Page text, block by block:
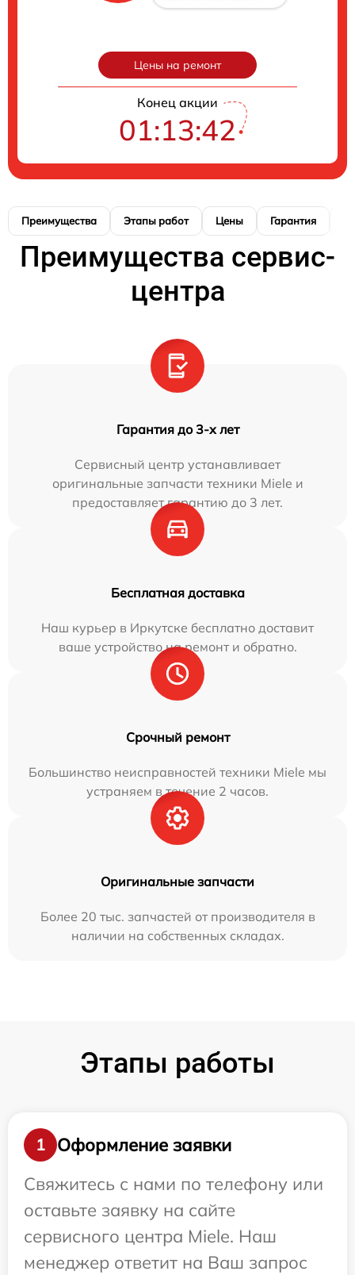
Цены на ремонт
Конец акции
01:13:41
Преимущества Этапы работ Цены Гарантия
Преимущества сервис-
центра
Гарантия до 3-х лет
Сервисный центр устанавливает
оригинальные запчасти техники Miele и
предоставляет гарантию до 3 лет.
Бесплатная доставка
Наш курьер в Иркутске бесплатно доставит
ваше устройство на ремонт и обратно.
Срочный ремонт
Большинство неисправностей техники Miele мы
устраняем в течение 2 часов.
Оригинальные запчасти
Более 20 тыс. запчастей от производителя в
наличии на собственных складах.
Этапы работы
1
Оформление заявки
Свяжитесь с нами по телефону или
оставьте заявку на сайте
сервисного центра Miele. Наш
менеджер ответит на Ваш запрос